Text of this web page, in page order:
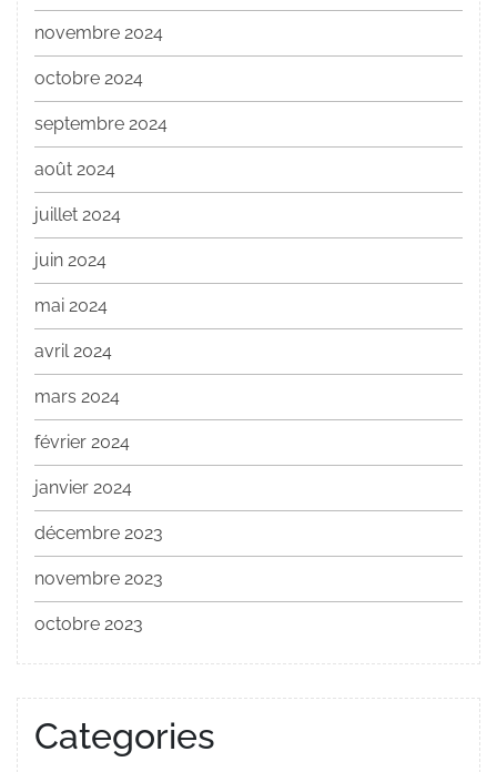
novembre 2024
octobre 2024
septembre 2024
août 2024
juillet 2024
juin 2024
mai 2024
avril 2024
mars 2024
février 2024
janvier 2024
décembre 2023
novembre 2023
octobre 2023
Categories